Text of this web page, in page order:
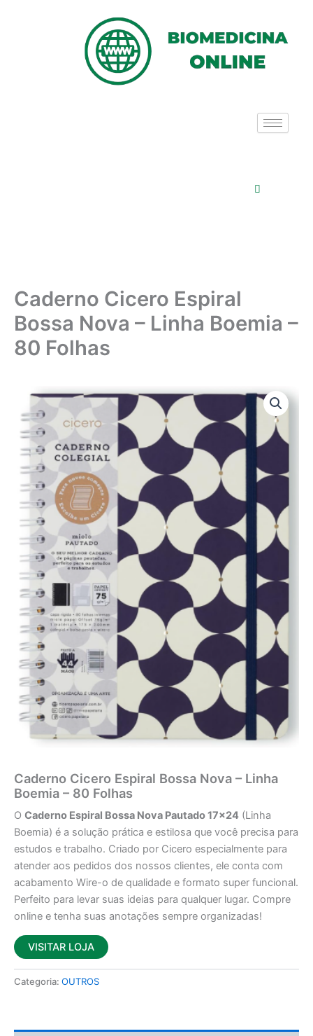
Caderno Cicero Espiral
Bossa Nova – Linha Boemia –
80 Folhas
Caderno Cicero Espiral Bossa Nova – Linha
Boemia – 80 Folhas
O Caderno Espiral Bossa Nova Pautado 17×24 (Linha
Boemia) é a solução prática e estilosa que você precisa para
estudos e trabalho. Criado por Cicero especialmente para
atender aos pedidos dos nossos clientes, ele conta com
acabamento Wire-o de qualidade e formato super funcional.
Perfeito para levar suas ideias para qualquer lugar. Compre
online e tenha suas anotações sempre organizadas!
VISITAR LOJA
Categoria: OUTROS